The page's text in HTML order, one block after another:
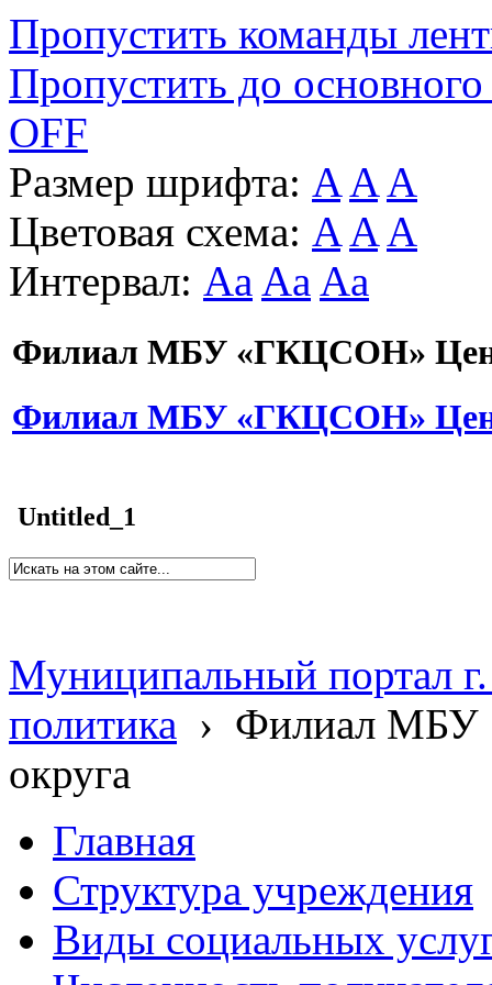
Пропустить команды
Пропустить до основного
OFF
Размер шрифта: A A A
Цветовая схема: A A A
Интервал: Aa Aa Aa
Филиал МБУ «ГКЦСОН»
Филиал МБУ «ГКЦСОН»
Untitled_1
Муниципальный портал
политика › Филиал МБУ
округа
Главная
Структура учреждения
Виды социальных